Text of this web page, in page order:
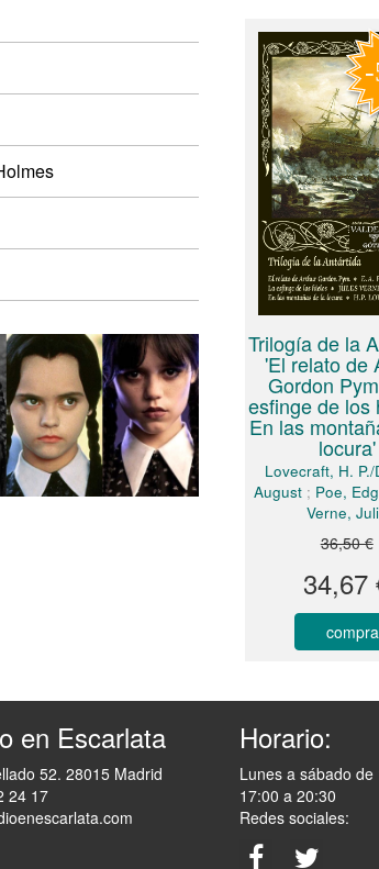
Trilogía de la
'El relato de
Gordon
esfinge de los
En las
locura'
Lovecraft, H.
August; Poe,
Verne,
36,50 €
34,67
en Escarlata
52. 28015 Madrid
24 17
Horario:
Lunes a sábado
17:00 a 20:30
Redes sociales: